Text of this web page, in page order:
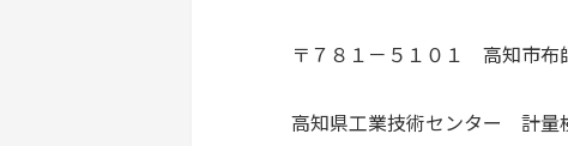
〒７８１－５１０１ 高知市布師
高知県工業技術センター 計量